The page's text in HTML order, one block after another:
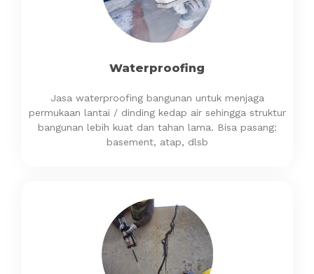
Waterproofing
Jasa waterproofing bangunan untuk menjaga
permukaan lantai / dinding kedap air sehingga struktur
bangunan lebih kuat dan tahan lama. Bisa pasang:
basement, atap, dlsb